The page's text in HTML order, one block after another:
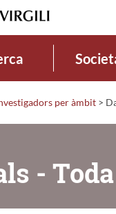
per àmbit >
-